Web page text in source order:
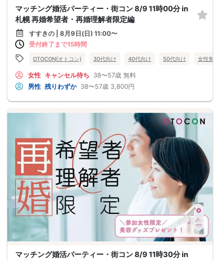
マッチング婚活パーティー・街コン 8/9 11時00分 in
札幌 再婚希望者・再婚理解者限定編
すすきの | 8月9日(日) 11:00〜
受付終了まで15時間
OTOCON(オトコン) 30代向け 40代向け 50代向け 女性無料
女性 キャンセル待ち 38〜57歳 無料
男性 残りわずか 38〜57歳 3,800円
マッチング婚活パーティー・街コン 8/9 11時30分 in